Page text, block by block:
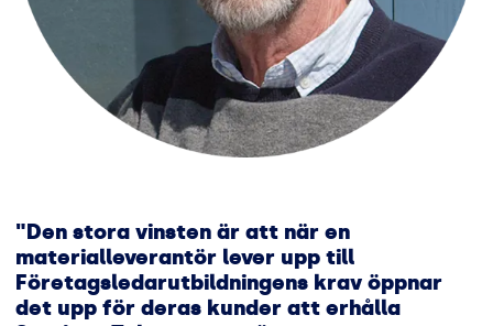
"Den stora vinsten är att när en
materialleverantör lever upp till
Företagsledarutbildningens krav öppnar
det upp för deras kunder att erhålla